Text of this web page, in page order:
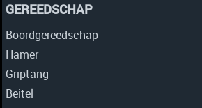
GEREEDSCHAP
Boordgereedschap
Hamer
Griptang
Beitel